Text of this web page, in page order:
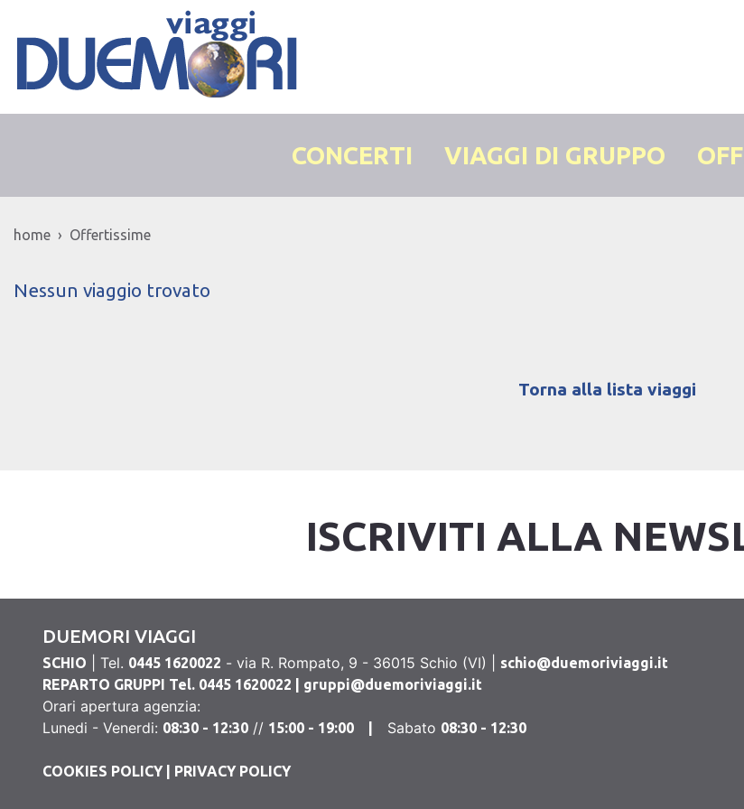
CONCERTI VIAGGI DI GRUPPO
home › Offertissime
Nessun viaggio trovato
Torna alla lista viaggi
ISCRIVITI ALLA
DUEMORI VIAGGI
SCHIO | Tel. 0445 1620022 - via R. Rompato, 9 - 36015 Schio (VI) |
schio@duemoriviaggi.it
REPARTO GRUPPI Tel. 0445 1620022 | gruppi@duemoriviaggi.it
Orari apertura agenzia:
Lunedi - Venerdi: 08:30 - 12:30 // 15:00 - 19:00 | Sabato 08:30 - 12:30
COOKIES POLICY| PRIVACY POLICY